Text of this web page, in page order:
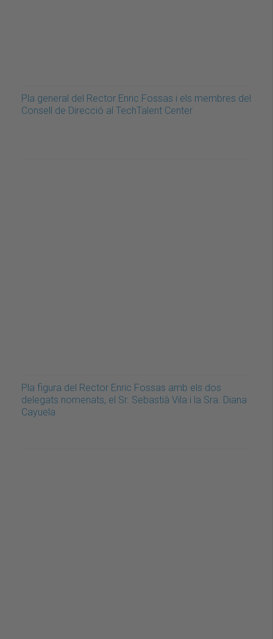
Pla general del Rector Enric Fossas i els membres del
Consell de Direcció al TechTalent Center
Pla figura del Rector Enric Fossas amb els dos
delegats nomenats, el Sr. Sebastià Vila i la Sra. Diana
Cayuela